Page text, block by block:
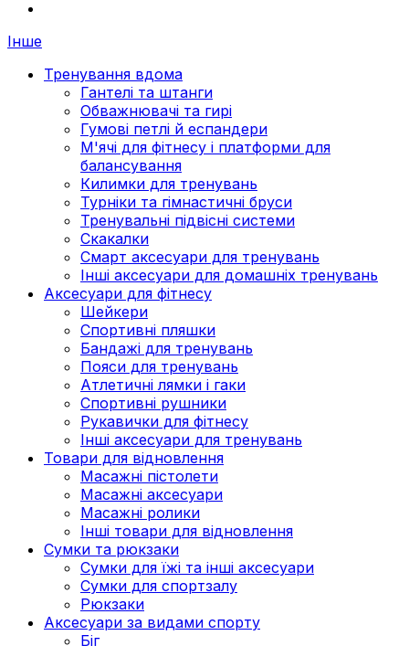
Інше
Тренування вдома
Гантелі та штанги
Обважнювачі та гирі
Гумові петлі й еспандери
М'ячі для фітнесу і платформи для
балансування
Килимки для тренувань
Турніки та гімнастичні бруси
Тренувальні підвісні системи
Скакалки
Смарт аксесуари для тренувань
Інші аксесуари для домашніх тренувань
Аксесуари для фітнесу
Шейкери
Спортивні пляшки
Бандажі для тренувань
Пояси для тренувань
Атлетичні лямки і гаки
Спортивні рушники
Рукавички для фітнесу
Інші аксесуари для тренувань
Товари для відновлення
Масажні пістолети
Масажні аксесуари
Масажні ролики
Інші товари для відновлення
Сумки та рюкзаки
Сумки для їжі та інші аксесуари
Сумки для спортзалу
Рюкзаки
Аксесуари за видами спорту
Біг